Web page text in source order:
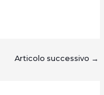
Articolo successivo →